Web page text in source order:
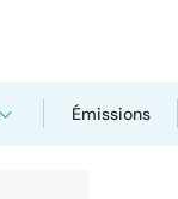
Émissions